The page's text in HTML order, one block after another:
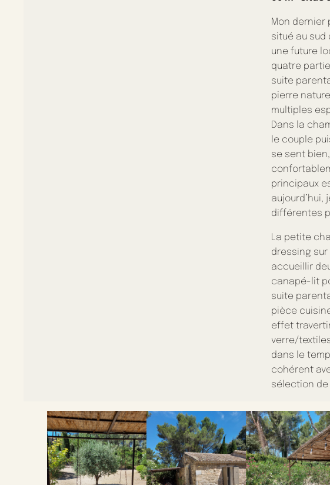
Mon dernier
situé au sud
une future
quatre
suite
pierre
multiples
Dans la
le couple
se sent
principaux
aujourd’hui,
différentes
La petite
dressing
accueillir
canapé-lit
suite
pièce
effet
verre/
dans le
cohérent
sélection de